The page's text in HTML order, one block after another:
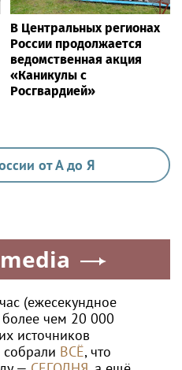
В Центральных регионах
России продолжается
ведомственная акция
«Каникулы с
Росгвардией»
от А до Я
(ежесекундное
чем 20 000
источников
ВСЁ, что